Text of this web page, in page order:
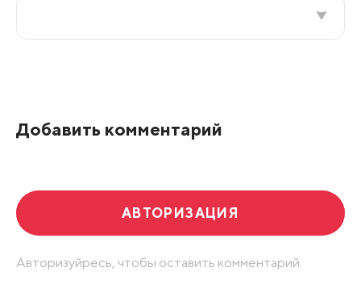
Добавить комментарий
АВТОРИЗАЦИЯ
Авторизуйресь, чтобы оставить комментарий.